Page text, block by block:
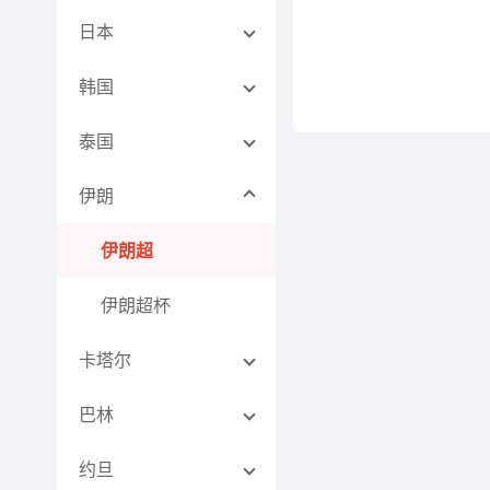
日本
韩国
泰国
伊朗
伊朗超
伊朗超杯
卡塔尔
巴林
约旦